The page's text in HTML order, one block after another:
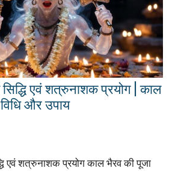
एवं शत्रुनाशक प्रयोग | काल
और उपाय
एवं शत्रुनाशक प्रयोग काल भैरव की पूजा